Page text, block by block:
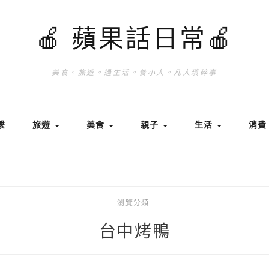
🍎 蘋果話日常🍎
美食。旅遊。過生活。養小人。凡人瑣碎事
旅遊 美食 親子 生活 消費
瀏覽分類:
台中烤鴨